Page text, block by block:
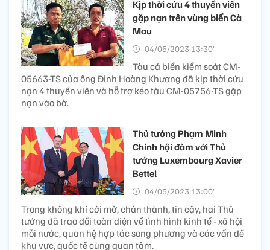
Kịp thời cứu 4 thuyền viên
gặp nạn trên vùng biển Cà
Mau
04/05/2023 13:30’
Tàu cá biển kiểm soát CM-
05663-TS của ông Đinh Hoàng Khương đã kịp thời cứu
nạn 4 thuyền viên và hỗ trợ kéo tàu CM-05756-TS gặp
nạn vào bờ.
Thủ tướng Phạm Minh
Chính hội đàm với Thủ
tướng Luxembourg Xavier
Bettel
04/05/2023 13:00’
Trong không khí cởi mở, chân thành, tin cậy, hai Thủ
tướng đã trao đổi toàn diện về tình hình kinh tế - xã hội
mỗi nước, quan hệ hợp tác song phương và các vấn đề
khu vực, quốc tế cùng quan tâm.